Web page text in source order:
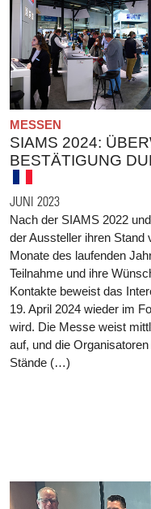
MESSEN
SIAMS 2024:
BESTÄTIGUNG
JUNI 2023
Nach der SIAMS 2022
der Aussteller ihren
Monate des laufenden
Teilnahme und ihre
Kontakte beweist das
19. April 2024 wieder im
wird. Die Messe weist
auf, und die
Stände (…)